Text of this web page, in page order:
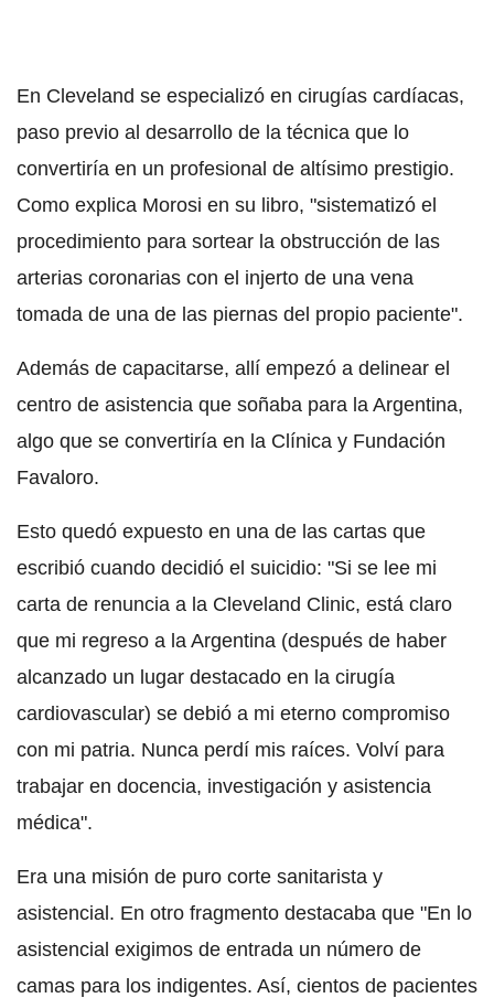
En Cleveland se especializó en cirugías cardíacas,
paso previo al desarrollo de la técnica que lo
convertiría en un profesional de altísimo prestigio.
Como explica Morosi en su libro, "sistematizó el
procedimiento para sortear la obstrucción de las
arterias coronarias con el injerto de una vena
tomada de una de las piernas del propio paciente".
Además de capacitarse, allí empezó a delinear el
centro de asistencia que soñaba para la Argentina,
algo que se convertiría en la Clínica y Fundación
Favaloro.
Esto quedó expuesto en una de las cartas que
escribió cuando decidió el suicidio: "Si se lee mi
carta de renuncia a la Cleveland Clinic, está claro
que mi regreso a la Argentina (después de haber
alcanzado un lugar destacado en la cirugía
cardiovascular) se debió a mi eterno compromiso
con mi patria. Nunca perdí mis raíces. Volví para
trabajar en docencia, investigación y asistencia
médica".
Era una misión de puro corte sanitarista y
asistencial. En otro fragmento destacaba que "En lo
asistencial exigimos de entrada un número de
camas para los indigentes. Así, cientos de pacientes